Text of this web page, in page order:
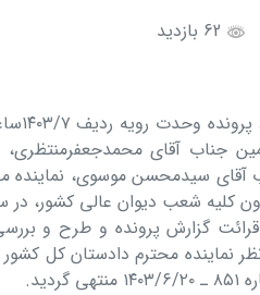
جناب آقای
آقای سیدمحسن موسوی، نماینده
کلیه شعب دیوان عالی کشور،
قرائت گزارش پرونده و طرح و
نماینده محترم دادستان کل